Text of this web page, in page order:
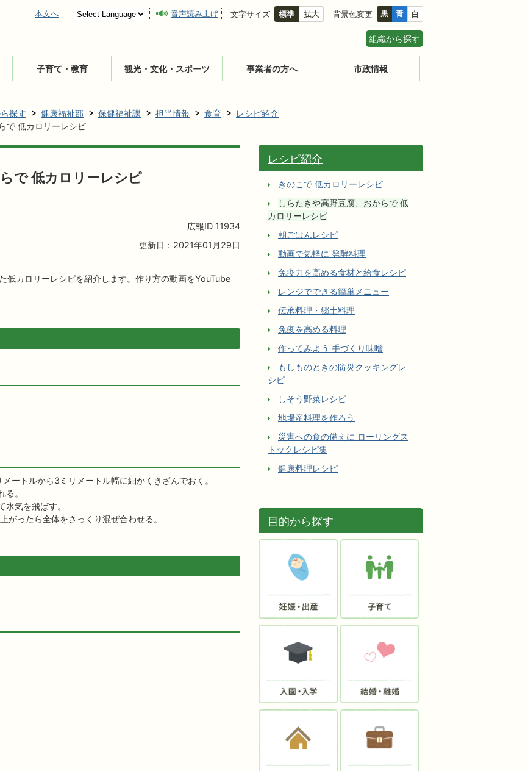
本文へ 音声読み上げ 文字サイズ 背景色変更
組織から探す
子育て・教育 観光・文化・スポーツ 事業者の方へ 市政情報
探す 健康福祉部 保健福祉課 担当情報 食育
レシピ紹介
で 低カロリーレシピ
で 低カロリーレシピ
広報ID 11934
更新日：2021年01月29日
低カロリーレシピを紹介します。作り方の動画をYouTube
ートルから3ミリメートル幅に細かくきざんでおく。
。
気を飛ばす。
がったら全体をさっくり混ぜ合わせる。
レシピ紹介
きのこで 低カロリーレシピ
しらたきや高野豆腐、おからで 低
カロリーレシピ
朝ごはんレシピ
動画で気軽に 発酵料理
免疫力を高める食材と給食レシピ
レンジでできる簡単メニュー
伝承料理・郷土料理
免疫を高める料理
作ってみよう 手づくり味噌
もしものときの防災クッキングレ
シピ
しそう野菜レシピ
地場産料理を作ろう
災害への食の備えに ローリングス
トックレシピ集
健康料理レシピ
目的から探す